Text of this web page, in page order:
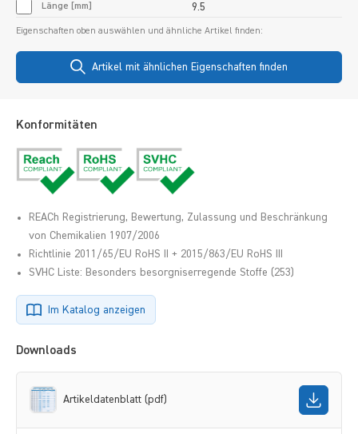
Länge [mm] 9.5
Eigenschaften oben auswählen und ähnliche Artikel finden:
Artikel mit ähnlichen Eigenschaften finden
Konformitäten
REACh Registrierung, Bewertung, Zulassung und Beschränkung
von Chemikalien 1907/2006
Richtlinie 2011/65/EU RoHS II + 2015/863/EU RoHS III
SVHC Liste: Besonders besorgniserregende Stoffe (253)
Im Katalog anzeigen
Downloads
Artikeldatenblatt (pdf)